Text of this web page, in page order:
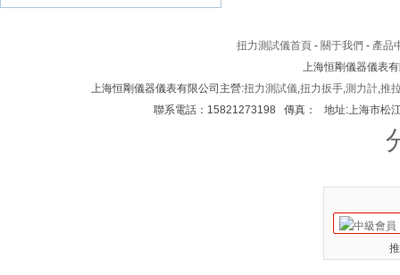
扭力測試儀首頁 - 關于我們 - 產品
上海恒剛儀器儀表
上海恒剛儀器儀表有限公司主營:扭力測試儀,扭力扳手,測力計,推
聯系電話：15821273198 傳真： 地址:上海市松